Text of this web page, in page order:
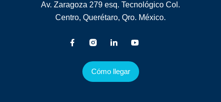
Av. Zaragoza 279 esq. Tecnológico Col.
Centro, Querétaro, Qro. México.
Cómo llegar